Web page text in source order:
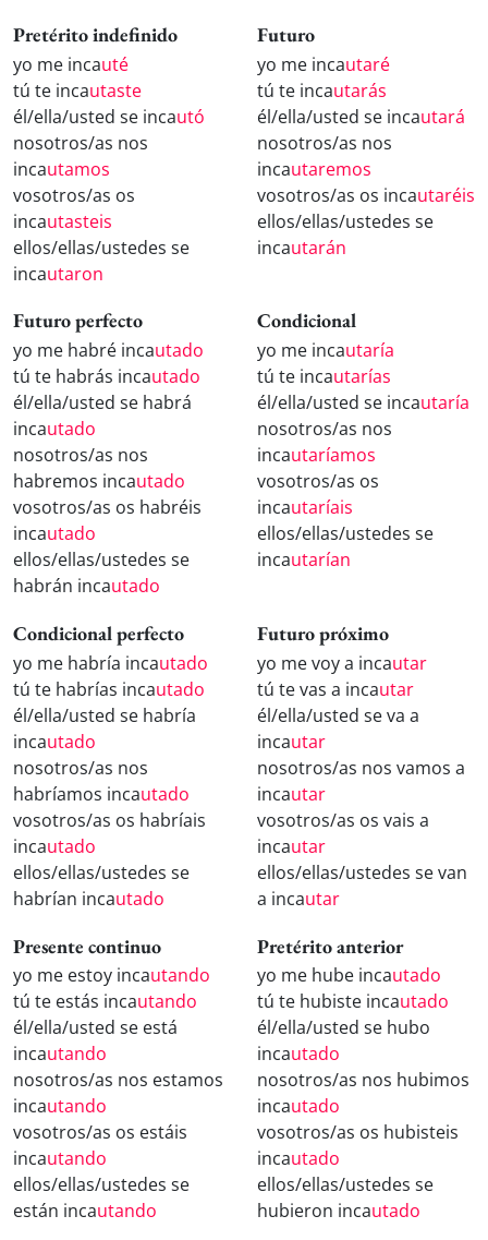
Pretérito indefinido
yo me incauté
tú te incautaste
él/ella/usted se incautó
nosotros/as nos
incautamos
vosotros/as os
incautasteis
ellos/ellas/ustedes se
incautaron
Futuro
yo me incautaré
tú te incautarás
él/ella/usted se incautará
nosotros/as nos
incautaremos
vosotros/as os incautaréis
ellos/ellas/ustedes se
incautarán
Futuro perfecto
yo me habré incautado
tú te habrás incautado
él/ella/usted se habrá
incautado
nosotros/as nos
habremos incautado
vosotros/as os habréis
incautado
ellos/ellas/ustedes se
habrán incautado
Condicional
yo me incautaría
tú te incautarías
él/ella/usted se incautaría
nosotros/as nos
incautaríamos
vosotros/as os
incautaríais
ellos/ellas/ustedes se
incautarían
Condicional perfecto
yo me habría incautado
tú te habrías incautado
él/ella/usted se habría
incautado
nosotros/as nos
habríamos incautado
vosotros/as os habríais
incautado
ellos/ellas/ustedes se
habrían incautado
Futuro próximo
yo me voy a incautar
tú te vas a incautar
él/ella/usted se va a
incautar
nosotros/as nos vamos a
incautar
vosotros/as os vais a
incautar
ellos/ellas/ustedes se van
a incautar
Presente continuo
yo me estoy incautando
tú te estás incautando
él/ella/usted se está
incautando
nosotros/as nos estamos
incautando
vosotros/as os estáis
incautando
ellos/ellas/ustedes se
están incautando
Pretérito anterior
yo me hube incautado
tú te hubiste incautado
él/ella/usted se hubo
incautado
nosotros/as nos hubimos
incautado
vosotros/as os hubisteis
incautado
ellos/ellas/ustedes se
hubieron incautado